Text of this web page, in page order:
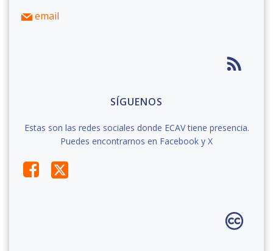
email
SÍGUENOS
Estas son las redes sociales donde ECAV tiene presencia.
Puedes encontrarnos en Facebook y X